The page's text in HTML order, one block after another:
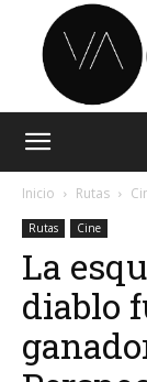
Inicio Rutas
Rutas Cine
La
diablo